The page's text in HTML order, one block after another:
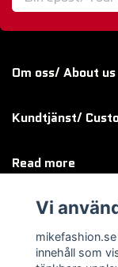
Om oss/ About us
Kundtjänst/
Read more
Sociala medier
Vi
innehåll som